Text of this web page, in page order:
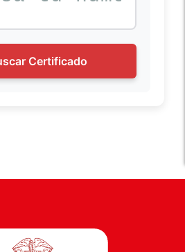
Certificado